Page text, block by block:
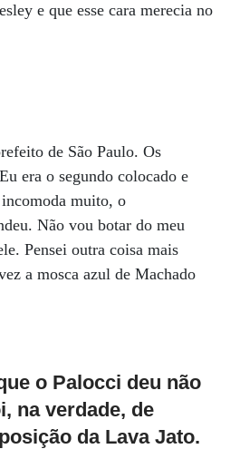
e que esse cara merecia no
de São Paulo. Os
era o segundo colocado e
muito, o
Não vou botar do meu
Pensei outra coisa mais
a mosca azul de Machado
o Palocci deu não
na verdade, de
da Lava Jato.